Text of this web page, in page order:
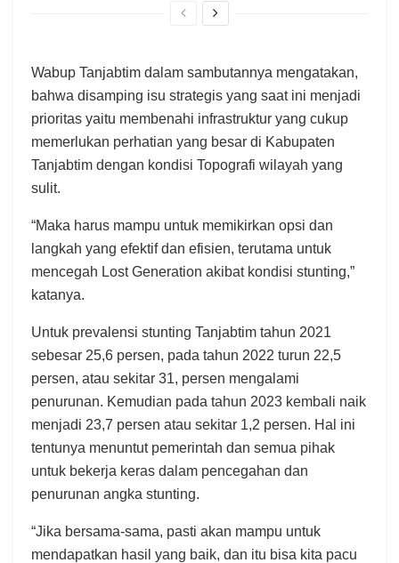
Wabup Tanjabtim dalam sambutannya mengatakan,
bahwa disamping isu strategis yang saat ini menjadi
prioritas yaitu membenahi infrastruktur yang cukup
memerlukan perhatian yang besar di Kabupaten
Tanjabtim dengan kondisi Topografi wilayah yang
sulit.
“Maka harus mampu untuk memikirkan opsi dan
langkah yang efektif dan efisien, terutama untuk
mencegah Lost Generation akibat kondisi stunting,”
katanya.
Untuk prevalensi stunting Tanjabtim tahun 2021
sebesar 25,6 persen, pada tahun 2022 turun 22,5
persen, atau sekitar 31, persen mengalami
penurunan. Kemudian pada tahun 2023 kembali naik
menjadi 23,7 persen atau sekitar 1,2 persen. Hal ini
tentunya menuntut pemerintah dan semua pihak
untuk bekerja keras dalam pencegahan dan
penurunan angka stunting.
“Jika bersama-sama, pasti akan mampu untuk
mendapatkan hasil yang baik, dan itu bisa kita pacu